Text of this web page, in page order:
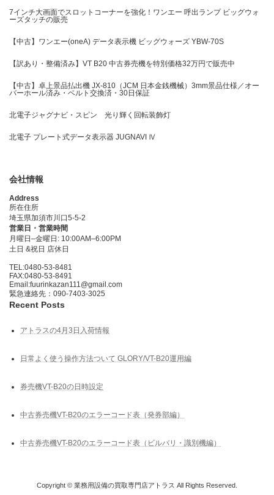
7インチ大画面でスロットコーナーを強化！ワンエー 呼出ランプ ビッグウォ
ーズタッチの販売
【中古】ワンエー(oneA) データ表示機 ビッグウォーズ YBW-70S
【訳あり・整備済み】VT B20 中古券売機を特別価格32万円で販売中
【中古】卓上景品払出機 JX-810（JCM 日本金銭機械）3mm景品仕様／オー
バーホール済み・ベルト交換済・30日保証
北電子ジャグナビ・スピン 光り輝く回転装飾灯
北電子 プレート式データ表示器 JUGNAVI Ⅳ
会社情報
Address
所在住所
埼玉県加須市川口5-5-2
営業日・営業時間
月曜日–金曜日: 10:00AM–6:00PM
土日 &祝日 店休日
TEL:0480-53-8481
FAX:0480-53-8491
Email:fuurinkazan111@gmail.com
緊急連絡先：090-7403-3025
Recent Posts
アトラスの4月3日入荷情報
日常よく使う操作方法ついて GLORY/VT-B20運用編
券売機VT-B20の日時設定
中古券売機VT-B20のエラーコード表（発券部編）
中古券売機VT-B20のエラーコード表（ビルバリ・識別機編）
Copyright © 業務用設備の買取専門店アトラス All Rights Reserved.